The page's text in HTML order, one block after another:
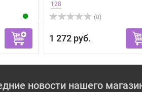
128
(0)
1 272 руб.
новости нашего